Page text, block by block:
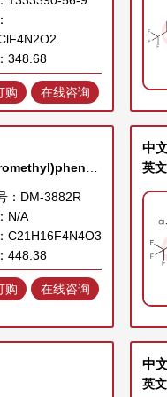
348.68
购 在线咨询
英文名称：4-(3-fluoro-4-(3-(3-(trifluoromethyl)phenyl)ureido)phenoxy)-N-methylpicolinamide
：DM-3882R
N/A
C21H16F4N4O3
448.38
购 在线咨询
中
中
英